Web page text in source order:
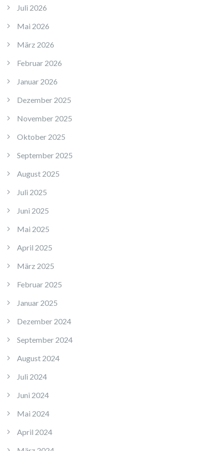
Juli 2026
Mai 2026
März 2026
Februar 2026
Januar 2026
Dezember 2025
November 2025
Oktober 2025
September 2025
August 2025
Juli 2025
Juni 2025
Mai 2025
April 2025
März 2025
Februar 2025
Januar 2025
Dezember 2024
September 2024
August 2024
Juli 2024
Juni 2024
Mai 2024
April 2024